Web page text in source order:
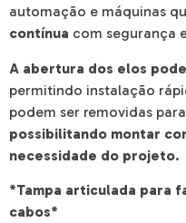
automação e máquinas
contínua com segurança
A abertura dos elos
permitindo instalação
podem ser removidas
possibilitando montar
necessidade do projeto.
*Tampa articulada para
cabos*